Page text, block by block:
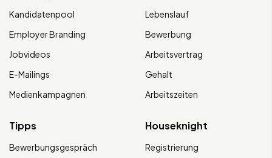
Kandidatenpool
Employer Branding
Jobvideos
E-Mailings
Medienkampagnen
Lebenslauf
Bewerbung
Arbeitsvertrag
Gehalt
Arbeitszeiten
Tipps
Bewerbungsgespräch
Houseknight
Registrierung